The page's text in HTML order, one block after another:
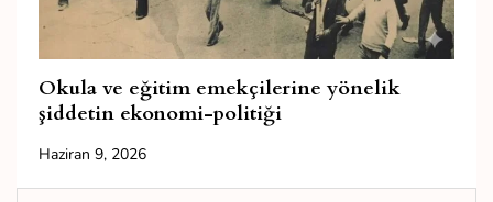
Okula ve eğitim emekçilerine yönelik
şiddetin ekonomi-politiği
Haziran 9, 2026